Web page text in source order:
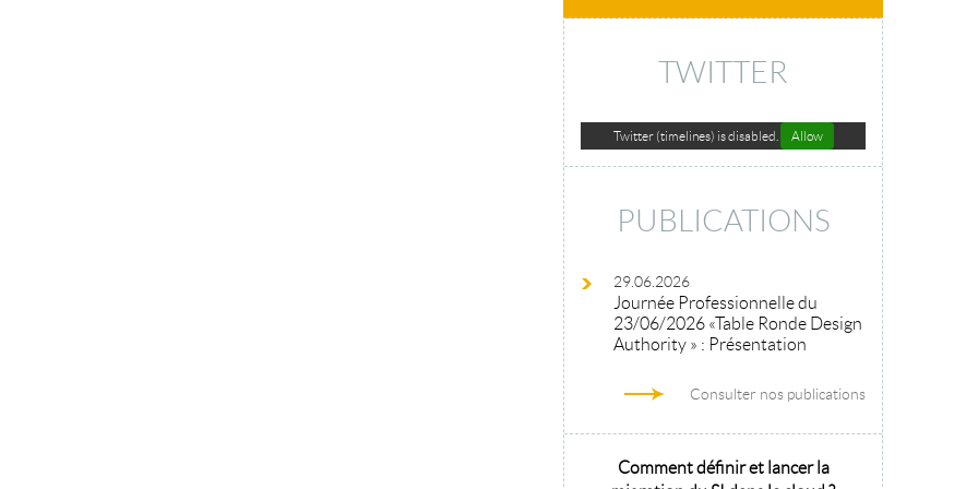
TWITTER
Twitter (timelines) is disabled. Allow
PUBLICATIONS
29.06.2026
Journée Professionnelle du
23/06/2026 «Table Ronde Design
Authority » : Présentation
Consulter nos publications
Comment définir et lancer la
Architecture